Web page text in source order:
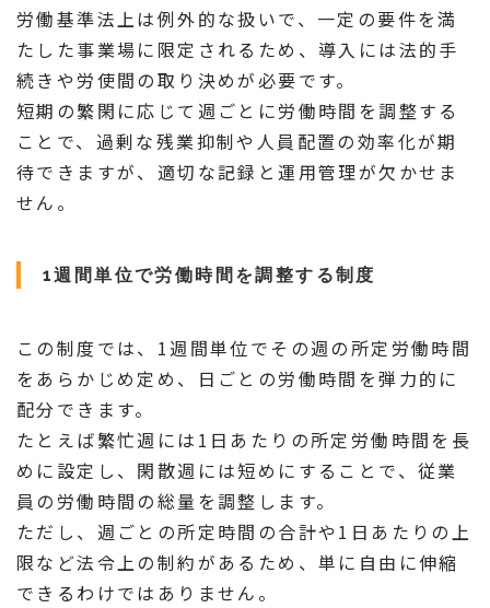
労働基準法上は例外的な扱いで、一定の要件を満
たした事業場に限定されるため、導入には法的手
続きや労使間の取り決めが必要です。
短期の繁閑に応じて週ごとに労働時間を調整する
ことで、過剰な残業抑制や人員配置の効率化が期
待できますが、適切な記録と運用管理が欠かせま
せん。
1週間単位で労働時間を調整する制度
この制度では、1週間単位でその週の所定労働時間
をあらかじめ定め、日ごとの労働時間を弾力的に
配分できます。
たとえば繁忙週には1日あたりの所定労働時間を長
めに設定し、閑散週には短めにすることで、従業
員の労働時間の総量を調整します。
ただし、週ごとの所定時間の合計や1日あたりの上
限など法令上の制約があるため、単に自由に伸縮
できるわけではありません。